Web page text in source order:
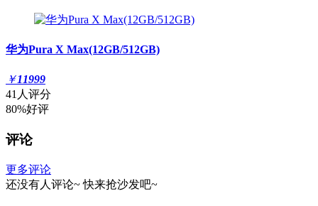
华为Pura X Max(12GB/512GB)
￥11999
41人评分
80%好评
评论
更多评论
还没有人评论~ 快来抢沙发吧~